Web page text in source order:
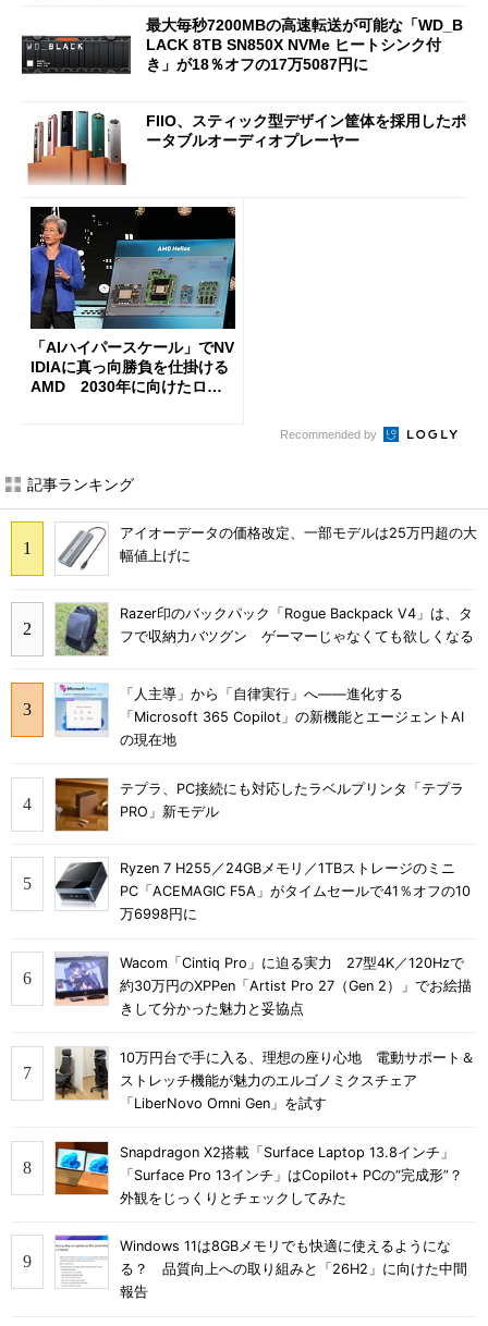
最大毎秒7200MBの高速転送が可能な「WD_B
LACK 8TB SN850X NVMe ヒートシンク付
き」が18％オフの17万5087円に
FIIO、スティック型デザイン筐体を採用したポ
ータブルオーディオプレーヤー
「AIハイパースケール」でNV
IDIAに真っ向勝負を仕掛ける
AMD 2030年に向けたロー
Recommended by
記事ランキング
アイオーデータの価格改定、一部モデルは25万円超の大
幅値上げに
Razer印のバックパック「Rogue Backpack V4」は、タ
フで収納力バツグン ゲーマーじゃなくても欲しくなる
「人主導」から「自律実行」へ――進化する
「Microsoft 365 Copilot」の新機能とエージェントAI
の現在地
テプラ、PC接続にも対応したラベルプリンタ「テプラ
PRO」新モデル
Ryzen 7 H255／24GBメモリ／1TBストレージのミニ
PC「ACEMAGIC F5A」がタイムセールで41％オフの10
万6998円に
Wacom「Cintiq Pro」に迫る実力 27型4K／120Hzで
約30万円のXPPen「Artist Pro 27（Gen 2）」でお絵描
きして分かった魅力と妥協点
10万円台で手に入る、理想の座り心地 電動サポート＆
ストレッチ機能が魅力のエルゴノミクスチェア
「LiberNovo Omni Gen」を試す
Snapdragon X2搭載「Surface Laptop 13.8インチ」
「Surface Pro 13インチ」はCopilot+ PCの“完成形”？
外観をじっくりとチェックしてみた
Windows 11は8GBメモリでも快適に使えるようにな
る？ 品質向上への取り組みと「26H2」に向けた中間
報告